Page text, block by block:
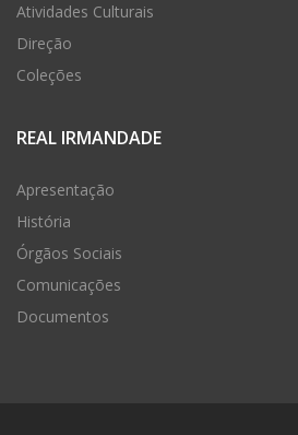
Atividades Culturais
Direção
Coleções
REAL IRMANDADE
Apresentação
História
Órgãos Sociais
Comunicações
Documentos